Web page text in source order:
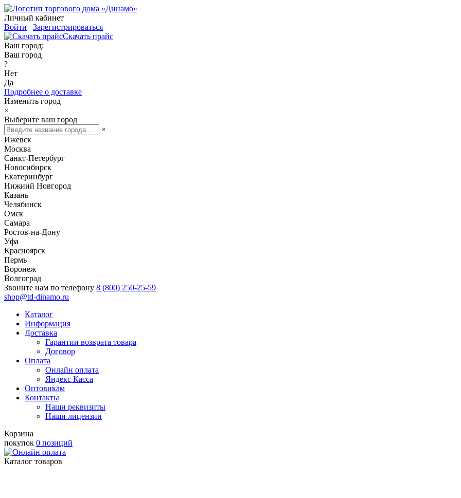
Личный кабинет
Войти
Зарегистрироваться
Скачать прайс
Ваш город:
Ваш город
?
Нет
Да
Подробнее о доставке
Изменить город
×
Выберите ваш город
×
Ижевск
Москва
Санкт-Петербург
Новосибирск
Екатеринбург
Нижний Новгород
Казань
Челябинск
Омск
Самара
Ростов-на-Дону
Уфа
Красноярск
Пермь
Воронеж
Волгоград
Звоните нам по телефону 8 (800) 250-25-59
shop@td-dinamo.ru
Каталог
Информация
Доставка
Гарантии возврата товара
Договор
Оплата
Онлайн оплата
Яндекс Касса
Оптовикам
Контакты
Наши реквизиты
Наши лицензии
Корзина
покупок 0 позиций
Каталог товаров